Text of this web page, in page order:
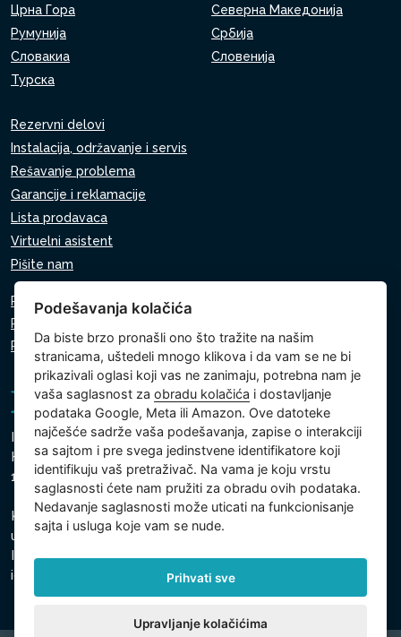
Црна Гора
Северна Македонија
Румунија
Србија
Словакиа
Словенија
Турска
Rezervni delovi
Instalacija, održavanje i servis
Rešavanje problema
Garancije i reklamacije
Lista prodavaca
Virtuelni asistent
Pišite nam
Pravila o zaštiti ličnih podataka
Pravila o korišćenju kolačića
Podešavanja kolačića
Intex Trading, s.r.o.
Hradecká 2526/3
130 00 Prag 3 - Češka Republika
Kompanija je upisana kod Gradski sud u Pragu, odeljak C,
ulozak 74759
Identifikacioni broj kompanije: 26150808, Poreski
identifikacioni broj: CZ26150808
Podešavanja kolačića
Da biste brzo pronašli ono što tražite na našim
stranicama, uštedeli mnogo klikova i da vam se ne bi
prikazivali oglasi koji vas ne zanimaju, potrebna nam je
vaša saglasnost zaobradu kolačića i dostavljanje
podataka Google, Meta ili Amazon. Ove datoteke
najčešće sadrže vaša podešavanja, zapise o interakciji
sa sajtom i pre svega jedinstvene identifikatore koji
identifikuju vaš pretraživač. Na vama je koju vrstu
saglasnosti ćete nam pružiti za obradu ovih podataka.
Nedavanje saglasnosti može uticati na funkcionisanje
sajta i usluga koje vam se nude.
Prihvati sve
Upravljanje kolačićima